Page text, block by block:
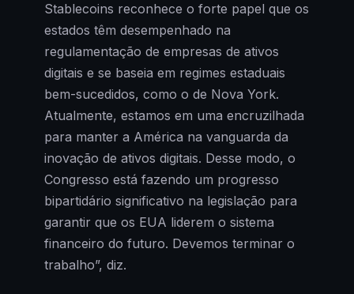
Stablecoins reconhece o forte papel que os
estados têm desempenhado na
regulamentação de empresas de ativos
digitais e se baseia em regimes estaduais
bem-sucedidos, como o de Nova York.
Atualmente, estamos em uma encruzilhada
para manter a América na vanguarda da
inovação de ativos digitais. Desse modo, o
Congresso está fazendo um progresso
bipartidário significativo na legislação para
garantir que os EUA liderem o sistema
financeiro do futuro. Devemos terminar o
trabalho”, diz.